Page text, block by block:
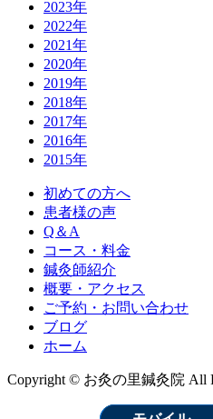
2023年
2022年
2021年
2020年
2019年
2018年
2017年
2016年
2015年
初めての方へ
患者様の声
Q＆A
コース・料金
鍼灸師紹介
概要・アクセス
ご予約・お問い合わせ
ブログ
ホーム
Copyright © お灸の里鍼灸院 All